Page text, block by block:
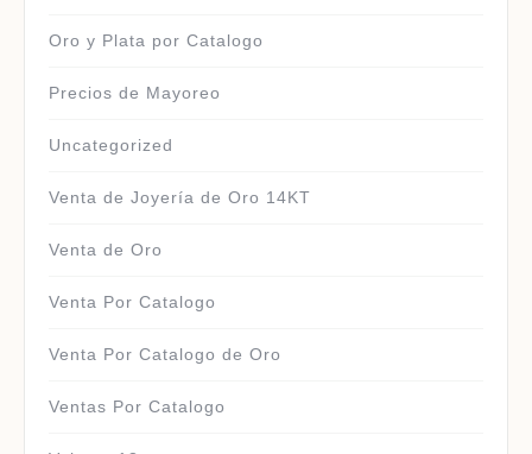
Oro y Plata por Catalogo
Precios de Mayoreo
Uncategorized
Venta de Joyería de Oro 14KT
Venta de Oro
Venta Por Catalogo
Venta Por Catalogo de Oro
Ventas Por Catalogo